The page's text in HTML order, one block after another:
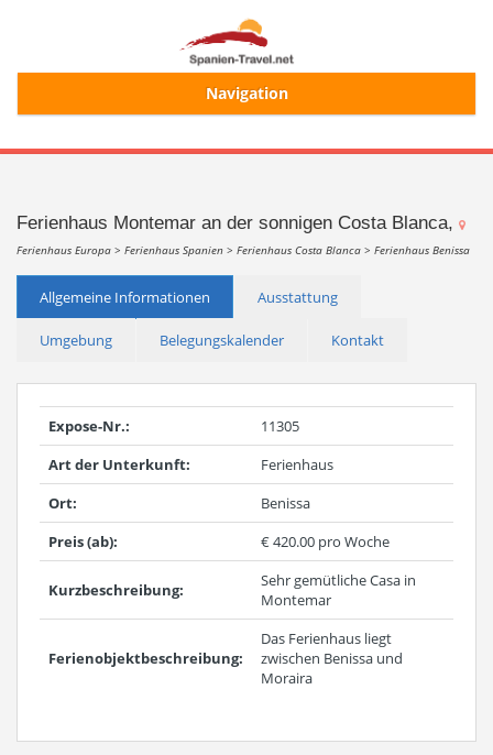
Navigation
Start
Alle Ferienhäuser
Ferienhaussuche
Merkliste
Login/Registrierung
Ferienhaus Montemar an der sonnigen Costa Blanca,
Ferienhaus Europa > Ferienhaus Spanien > Ferienhaus Costa Blanca > Ferienhaus Benissa
Allgemeine Informationen Ausstattung
Umgebung Belegungskalender Kontakt
Expose-Nr.:
11305
Art der Unterkunft:
Ferienhaus
Ort:
Benissa
Preis (ab):
€ 420.00 pro Woche
Kurzbeschreibung:
Sehr gemütliche Casa in
Montemar
Ferienobjektbeschreibung:
Das Ferienhaus liegt
zwischen Benissa und
Moraira